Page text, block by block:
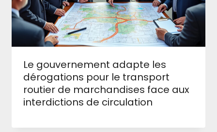
Le gouvernement adapte les
dérogations pour le transport
routier de marchandises face aux
interdictions de circulation